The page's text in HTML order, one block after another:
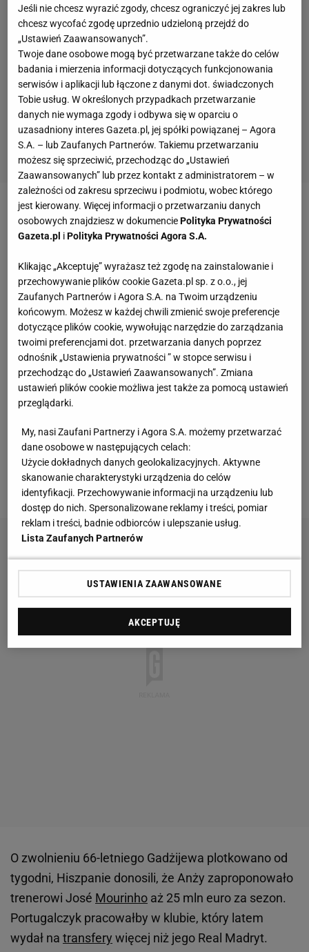
- Roberto od pierwszego dnia był liderem drużyny na
boisku i poza nim, ma duży autorytet.
German Chistiakow. Brazylijczykowi pomoże
asystent poprzedniego trenera Andriej Gordiejew.
Poprzedni trener Gadżi Gadżijew wyleciał, bo
drużyna odpadła z krajowego pucharu, a w lidze z
sześciu ostatnichmeczówwygrała tylko dwa i
zajmuje siódme miejsce. Szkoleniowiec presji nie
wytrzymywał od tygodni, po spotkaniu z Dynamem
Moskwa rozwalił drzwi do szatni dla sędziów. W
czasie meczu jego asystent i lekarz zaatakowali
ławkę rezerwowych rywali. Wszyscy zostali
zawieszeni.
O zwolnieniu 66-letniego Gadżijewa plotkowano od
tygodni, Hiszpanie donosili, że Anży zaproponowało
trenerowi José Mourinho aż 25 mln euro za sezon.
Portugalczyk pracowałby w klubie, który latem
wydał na transfery więcej niż jego Real Madryt.
Jeśli nie chcesz wyrazić zgody, chcesz ograniczyć jej zakres lub
chcesz wycofać zgodę uprzednio udzieloną przejdź do
„Ustawień Zaawansowanych”.
Twoje dane osobowe mogą być przetwarzane także do celów
badania i mierzenia informacji dotyczących funkcjonowania
serwisów i aplikacji lub łączone z danymi dot. świadczonych
Tobie usług. W określonych przypadkach przetwarzanie
danych nie wymaga zgody i odbywa się w oparciu o
uzasadniony interes Gazeta.pl, jej spółki powiązanej – Agora
S.A. – lub Zaufanych Partnerów. Takiemu przetwarzaniu
możesz się sprzeciwić, przechodząc do „Ustawień
Zaawansowanych” lub przez kontakt z administratorem – w
zależności od zakresu sprzeciwu i podmiotu, wobec którego
jest kierowany. Więcej informacji o przetwarzaniu danych
osobowych znajdziesz w dokumenciePolityka Prywatności
Gazeta.pl iPolityka Prywatności Agora S.A.
Klikając „Akceptuję” wyrażasz też zgodę na zainstalowanie i
przechowywanie plików cookie Gazeta.pl sp. z o.o., jej
Zaufanych Partnerów i Agora S.A. na Twoim urządzeniu
końcowym. Możesz w każdej chwili zmienić swoje preferencje
dotyczące plików cookie, wywołując narzędzie do zarządzania
twoimi preferencjami dot. przetwarzania danych poprzez
odnośnik „Ustawienia prywatności ” w stopce serwisu i
przechodząc do „Ustawień Zaawansowanych”. Zmiana
ustawień plików cookie możliwa jest także za pomocą ustawień
przeglądarki.
My, nasi Zaufani Partnerzy i Agora S.A. możemy przetwarzać
dane osobowe w następujących celach:
Użycie dokładnych danych geolokalizacyjnych. Aktywne
skanowanie charakterystyki urządzenia do celów
identyfikacji. Przechowywanie informacji na urządzeniu lub
dostęp do nich. Spersonalizowane reklamy i treści, pomiar
reklam i treści, badnie odbiorców i ulepszanie usług.
Lista Zaufanych Partnerów
USTAWIENIA ZAAWANSOWANE
AKCEPTUJĘ